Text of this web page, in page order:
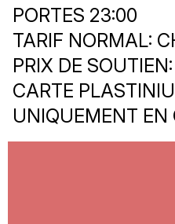
PORTES 23:00
TARIF NORMAL:
PRIX DE
CARTE
UNIQUEMENT EN